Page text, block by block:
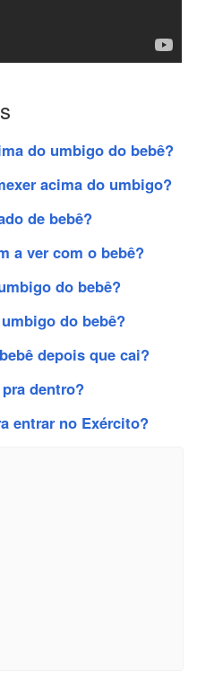
do umbigo do bebê?
acima do umbigo?
de bebê?
a ver com o bebê?
do bebê?
do bebê?
depois que cai?
dentro?
entrar no Exército?